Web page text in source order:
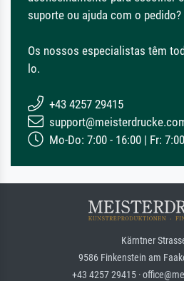
suporte ou ajuda com o pedido?
Os nossos especialistas têm
lo.
+43 4257 29415
Mo-Do: 7:00 - 16:00 | Fr:
Kärntner
9586 Finkenstein am
+43 4257 29415 ·